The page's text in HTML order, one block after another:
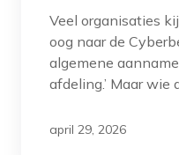
Veel organisaties
oog naar de
algemene
afdeling.’ Maar wie
april 29, 2026